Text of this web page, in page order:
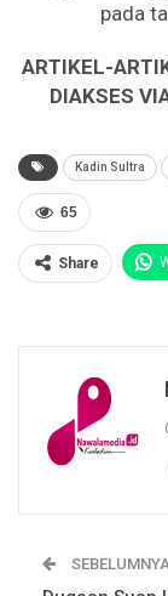
pada
ARTIKEL-
DIAKSES
Kadin Sultra
65
Share